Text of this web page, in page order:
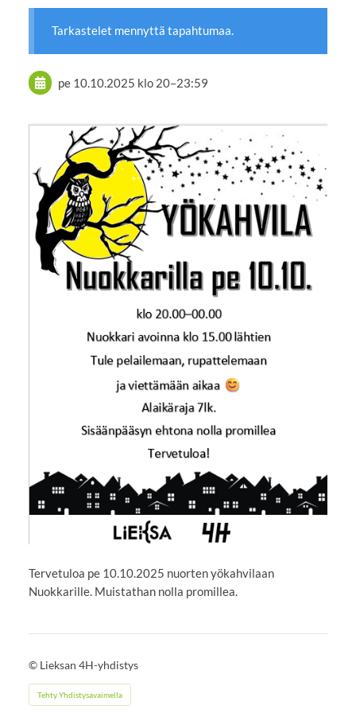
Tarkastelet mennyttä tapahtumaa.
pe 10.10.2025 klo 20–23:59
Tervetuloa pe 10.10.2025 nuorten yökahvilaan
Nuokkarille. Muistathan nolla promillea.
© Lieksan 4H-yhdistys
Tehty Yhdistysavaimella